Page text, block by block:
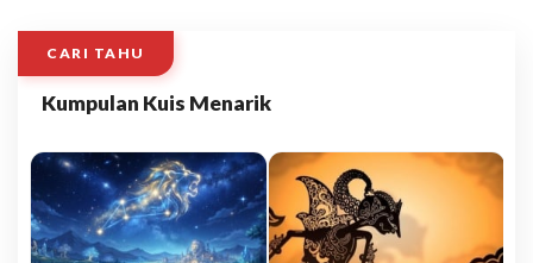
CARI TAHU
Kumpulan Kuis Menarik